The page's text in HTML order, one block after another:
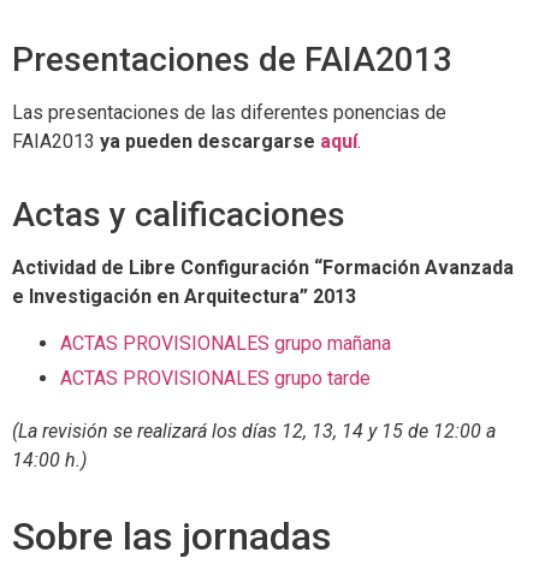
Presentaciones de FAIA2013
Las presentaciones de las diferentes ponencias de
FAIA2013 ya pueden descargarse aquí.
Actas y calificaciones
Actividad de Libre Configuración “Formación Avanzada
e Investigación en Arquitectura” 2013
ACTAS PROVISIONALES grupo mañana
ACTAS PROVISIONALES grupo tarde
(La revisión se realizará los días 12, 13, 14 y 15 de 12:00 a
14:00 h.)
Sobre las jornadas